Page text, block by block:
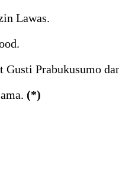
Lawas.
Prabukusumo
(*)